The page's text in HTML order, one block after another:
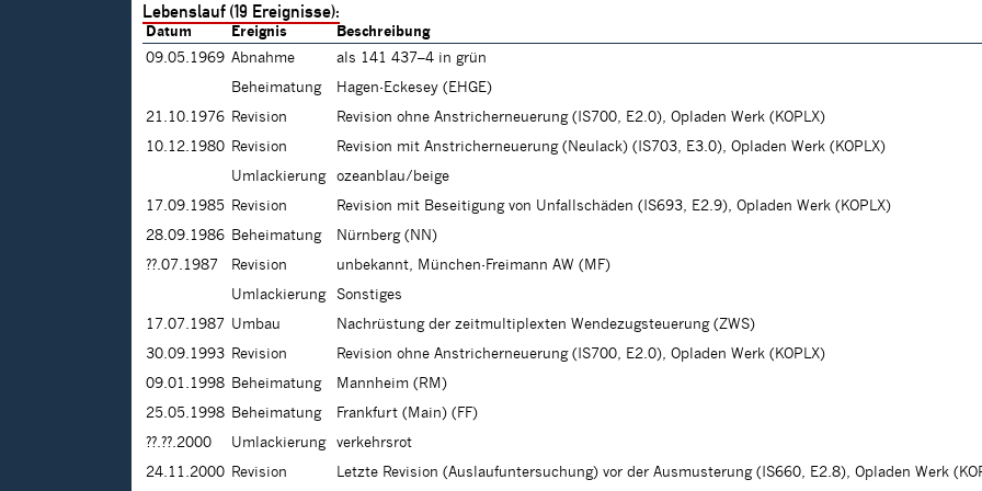
Lebenslauf (19 Ereignisse):
Datum Ereignis
Beschreibung
09.05.1969 Abnahme
als 141 437–4 in grün
Beheimatung
Hagen-Eckesey (EHGE)
21.10.1976 Revision
Revision ohne Anstricherneuerung (IS700, E2.0), Opladen Werk (KOPLX)
10.12.1980 Revision
Revision mit Anstricherneuerung (Neulack) (IS703, E3.0), Opladen Werk (KOPLX)
Umlackierung
ozeanblau/beige
17.09.1985 Revision
Revision mit Beseitigung von Unfallschäden (IS693, E2.9), Opladen Werk (KOPLX)
28.09.1986 Beheimatung
Nürnberg (NN)
??.07.1987
Revision
unbekannt, München-Freimann AW (MF)
Umlackierung
Sonstiges
17.07.1987 Umbau
Nachrüstung der zeitmultiplexten Wendezugsteuerung (ZWS)
30.09.1993 Revision
Revision ohne Anstricherneuerung (IS700, E2.0), Opladen Werk (KOPLX)
09.01.1998 Beheimatung
Mannheim (RM)
25.05.1998 Beheimatung
Frankfurt (Main) (FF)
??.??.2000
Umlackierung
verkehrsrot
24.11.2000 Revision Letzte Revision (Auslaufuntersuchung) vor der Ausmusterung (IS660, E2.8), Opladen Werk